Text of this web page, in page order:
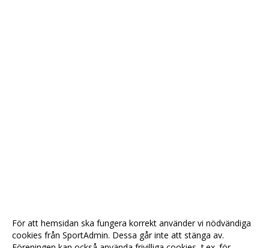
För att hemsidan ska fungera korrekt använder vi nödvändiga
cookies från SportAdmin. Dessa går inte att stänga av.